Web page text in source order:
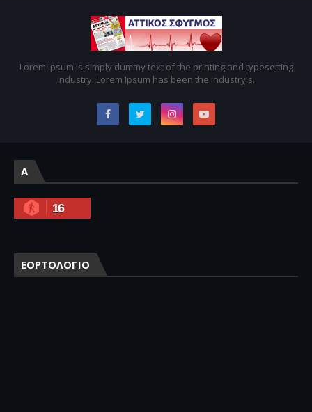
Lorem Ipsum is simply dummy text of the printing and typesetting
industry. Lorem Ipsum has been the industry's.
A
16
ΕΟΡΤΟΛΟΓΙΟ